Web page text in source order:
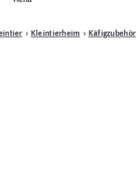
Kleintierheim Käfigzubehör